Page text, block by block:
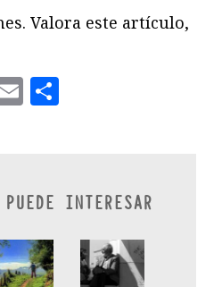
Valora este artículo,
Email
INTERESAR